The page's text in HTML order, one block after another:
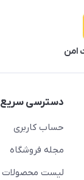
امن
دسترسی سریع
حساب کاربری
مجله فروشگاه
لیست محصولات